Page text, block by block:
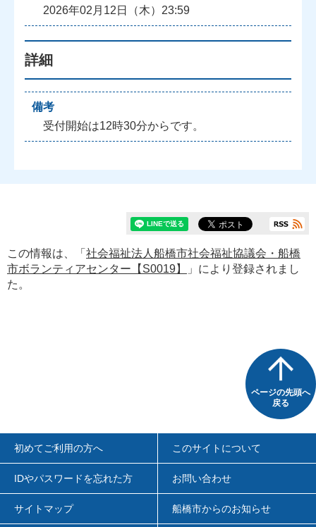
2026年02月12日（木）23:59
詳細
備考
受付開始は12時30分からです。
この情報は、「 社会福祉法人船橋市社会福祉協議会・船橋
市ボランティアセンター【S0019】
」により登録されまし
た。
ページの先頭へ
戻る
初めてご利用の方へ このサイトについて
IDやパスワードを忘れた方 お問い合わせ
サイトマップ 船橋市からのお知らせ